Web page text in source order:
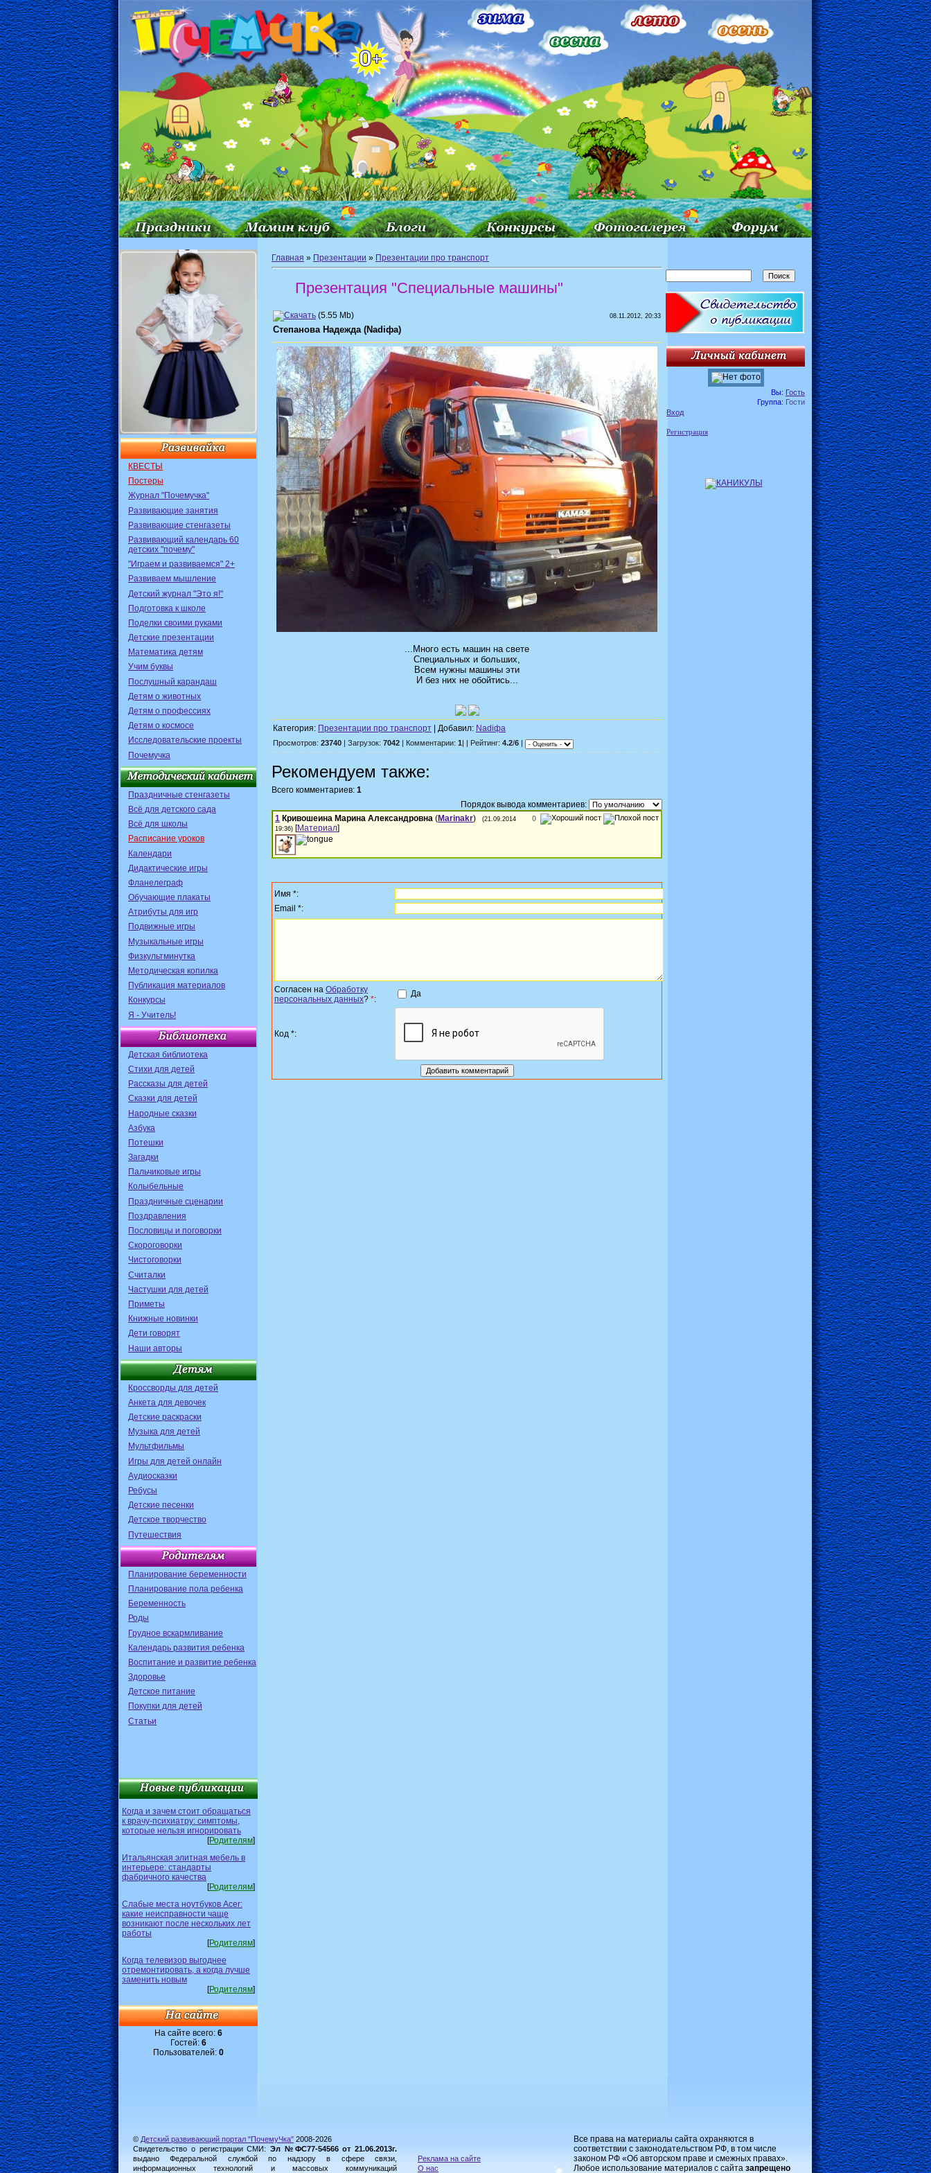
КВЕСТЫ
Постеры
Журнал "Почемучка"
Развивающие занятия
Развивающие стенгазеты
Развивающий календарь 60
детских "почему"
"Играем и развиваемся" 2+
Развиваем мышление
Детский журнал "Это я!"
Подготовка к школе
Поделки своими руками
Детские презентации
Математика детям
Учим буквы
Послушный карандаш
Детям о животных
Детям о профессиях
Детям о космосе
Исследовательские проекты
Почемучка
Праздничные стенгазеты
Всё для детского сада
Всё для школы
Расписание уроков
Календари
Дидактические игры
Фланелеграф
Обучающие плакаты
Атрибуты для игр
Подвижные игры
Музыкальные игры
Физкультминутка
Методическая копилка
Публикация материалов
Конкурсы
Я - Учитель!
Детская библиотека
Стихи для детей
Рассказы для детей
Сказки для детей
Народные сказки
Азбука
Потешки
Загадки
Пальчиковые игры
Колыбельные
Праздничные сценарии
Поздравления
Пословицы и поговорки
Скороговорки
Чистоговорки
Считалки
Частушки для детей
Приметы
Книжные новинки
Дети говорят
Наши авторы
Кроссворды для детей
Анкета для девочек
Детские раскраски
Музыка для детей
Мультфильмы
Игры для детей онлайн
Аудиосказки
Ребусы
Детские песенки
Детское творчество
Путешествия
Планирование беременности
Планирование пола ребенка
Беременность
Роды
Грудное вскармливание
Календарь развития ребенка
Воспитание и развитие ребенка
Здоровье
Детское питание
Покупки для детей
Статьи
Когда и зачем стоит обращаться
к врачу-психиатру: симптомы,
которые нельзя игнорировать
[Родителям]
Итальянская элитная мебель в
интерьере: стандарты
фабричного качества
[Родителям]
Слабые места ноутбуков Acer:
какие неисправности чаще
возникают после нескольких лет
работы
[Родителям]
Когда телевизор выгоднее
отремонтировать, а когда лучше
заменить новым
[Родителям]
На сайте всего: 6
Гостей: 6
Пользователей: 0
Главная » Презентации » Презентации про транспорт
Презентация "Специальные машины"
(5.55 Mb) 08.11.2012, 20:33
Степанова Надежда (Nadiфа)
...Много есть машин на свете
Специальных и больших,
Всем нужны машины эти
И без них не обойтись...
Категория: Презентации про транспорт | Добавил: Nadiфа
Просмотров: 23740 | Загрузок: 7042 | Комментарии: 1 | | Рейтинг: 4.2/6
Рекомендуем также:
Всего комментариев: 1
Порядок вывода комментариев:
0
1 Кривошеина Марина Александровна (Marinakr)
(21.09.2014
19:36) [Материал]
Имя *:
Email *:
Согласен на Обработку
персональных данных? *:
Да
Код *:
Вы: Гость
Группа: Гости
Вход
Регистрация
© Детский развивающий портал "ПочемуЧка" 2008-2026
Свидетельство о регистрации СМИ: Эл №ФС77-54566 от 21.06.2013г.
выдано Федеральной службой по надзору в сфере связи,
информационных технологий и массовых коммуникаций
Реклама на сайте
О нас
Все права на материалы сайта охраняются в
соответствии с законодательством РФ, в том числе
законом РФ «Об авторском праве и смежных правах».
Любое использование материалов с сайта запрещено